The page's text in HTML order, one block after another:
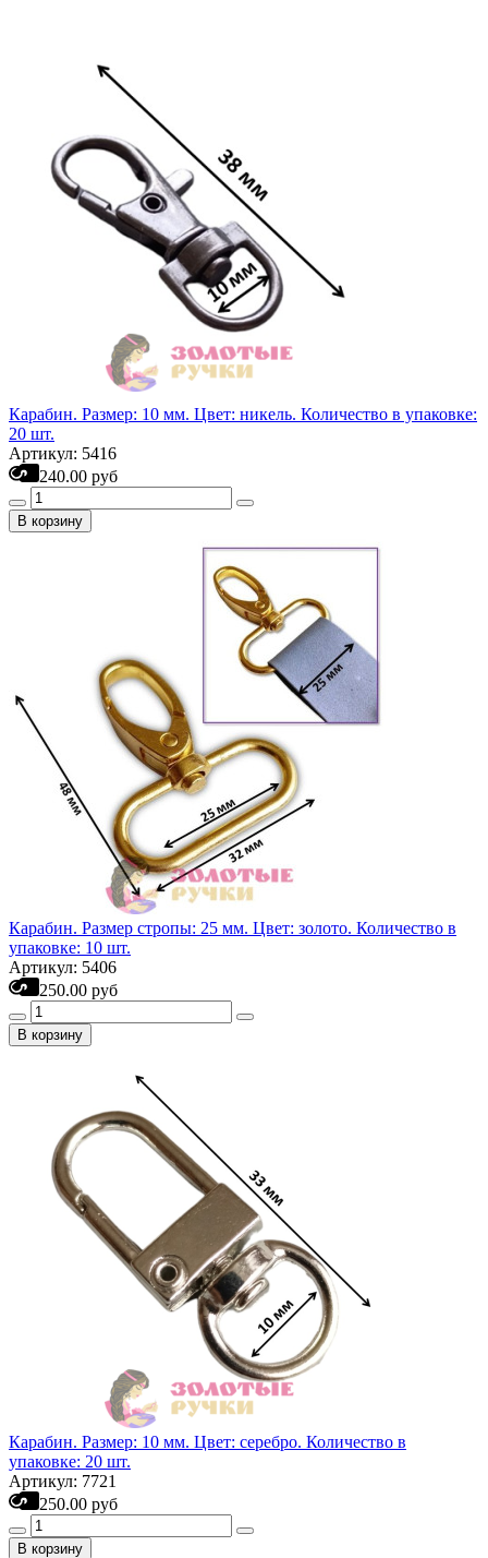
Карабин. Размер: 10 мм. Цвет: никель. Количество в упаковке:
20 шт.
Артикул: 5416
240.00 руб
В корзину
Карабин. Размер стропы: 25 мм. Цвет: золото. Количество в
упаковке: 10 шт.
Артикул: 5406
250.00 руб
В корзину
Карабин. Размер: 10 мм. Цвет: серебро. Количество в
упаковке: 20 шт.
Артикул: 7721
250.00 руб
В корзину